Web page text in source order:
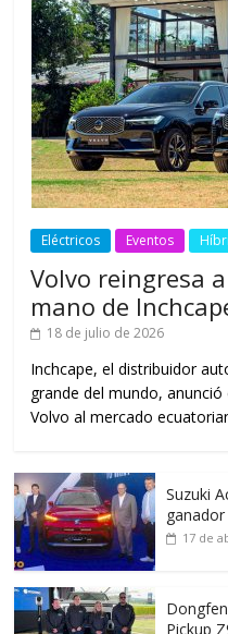
Eléctricos Eventos
Volvo reingresa
mano de
18 de julio de 2026
Inchcape, el distribuidor
grande del mundo,
Volvo al mercado
Suzuki
17 de
Pickup